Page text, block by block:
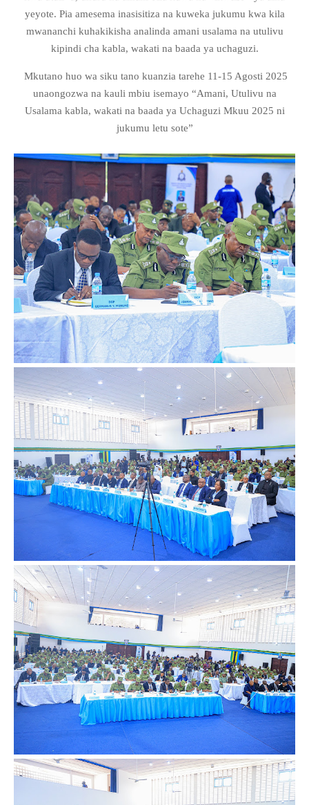
yeyote. Pia amesema inasisitiza na kuweka jukumu kwa kila
mwananchi kuhakikisha analinda amani usalama na utulivu
kipindi cha kabla, wakati na baada ya uchaguzi.
Mkutano huo wa siku tano kuanzia tarehe 11-15 Agosti 2025
unaongozwa na kauli mbiu isemayo “Amani, Utulivu na
Usalama kabla, wakati na baada ya Uchaguzi Mkuu 2025 ni
jukumu letu sote”